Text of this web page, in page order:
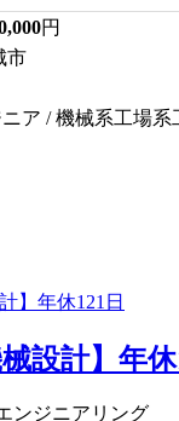
円
市
ア / 機械系工場系
設計】年休
ンジニアリング